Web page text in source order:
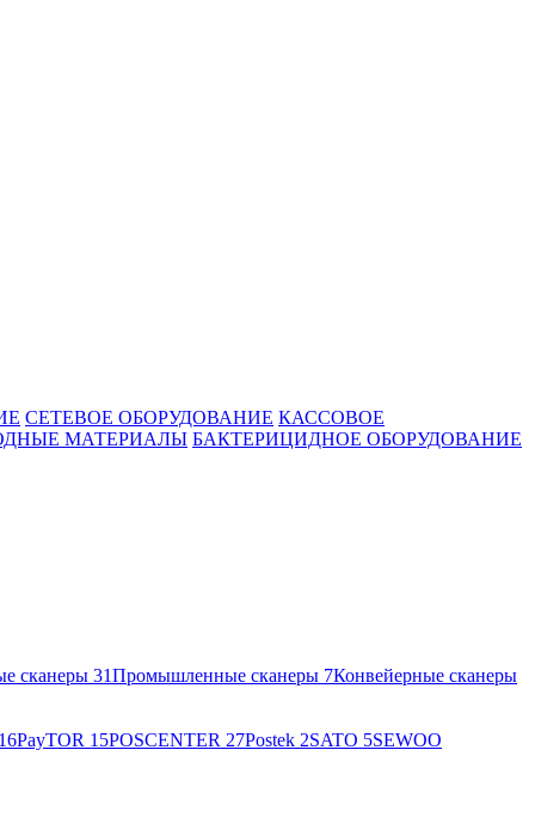
СЕТЕВОЕ ОБОРУДОВАНИЕ КАССОВОЕ
МАТЕРИАЛЫ БАКТЕРИЦИДНОЕ ОБОРУДОВАНИЕ
сканеры 31Промышленные сканеры 7Конвейерные сканеры
16PayTOR 15POSCENTER 27Postek 2SATO 5SEWOO